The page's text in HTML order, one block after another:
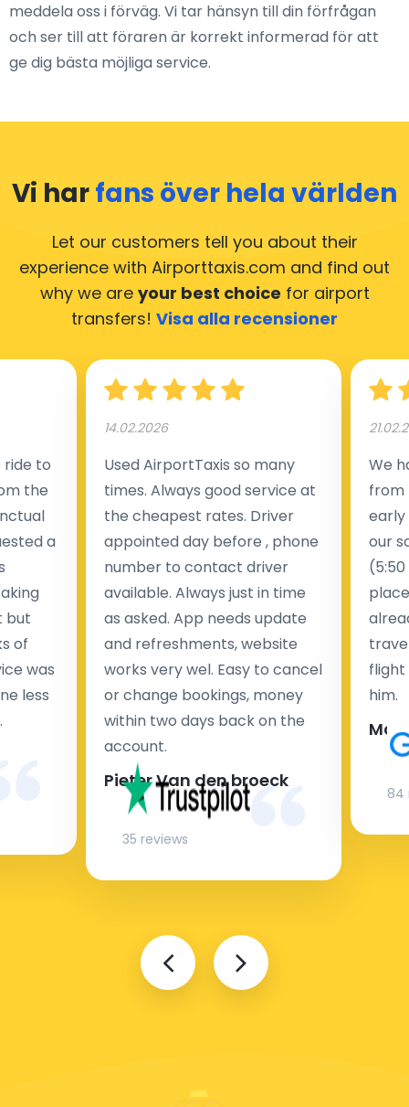
meddela oss i förväg. Vi tar hänsyn till din förfrågan
och ser till att föraren är korrekt informerad för att
ge dig bästa möjliga service.
Vi harfans över hela världen
Let our customers tell you about their
experience with Airporttaxis.com and find out
why we are your best choice for airport
transfers! Visa alla recensioner
to
the
a
but
of
was
less
14.02.2026
Used AirportTaxis so many
times. Always good service at
the cheapest rates. Driver
appointed day before , phone
number to contact driver
available. Always just in time
as asked. App needs update
and refreshments, website
works very wel. Easy to cancel
or change bookings, money
within two days back on the
account.
Pieter Van den broeck
35 reviews
We
from
early
our
flight
him.
84